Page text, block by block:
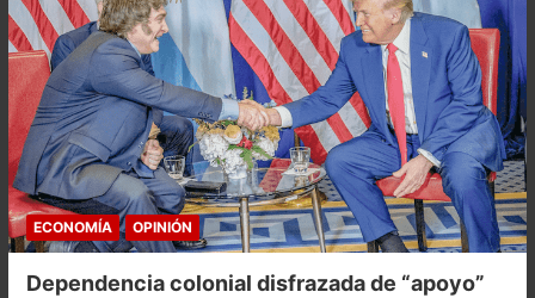
ECONOMÍA OPINIÓN
Dependencia colonial disfrazada de “apoyo”